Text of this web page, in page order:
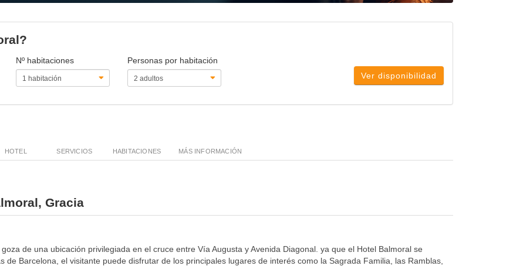
Nº habitaciones
Personas por habitación
Ver disponibilidad
HOTEL SERVICIOS HABITACIONES MÁS INFORMACIÓN
Gracia
de una ubicación privilegiada en el cruce entre Vía Augusta y Avenida Diagonal. ya que el Hotel Balmoral se
Barcelona, el visitante puede disfrutar de los principales lugares de interés como la Sagrada Familia, las Ramblas,